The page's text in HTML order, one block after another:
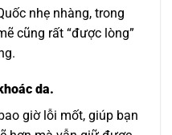
nhẹ nhàng, trong
cũng rất “được lòng”
da.
giờ lỗi mốt, giúp bạn